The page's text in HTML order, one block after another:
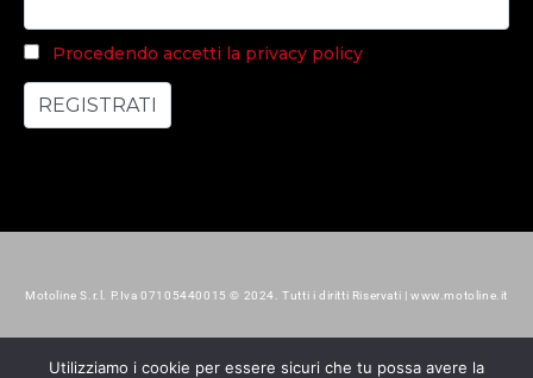
Procedendo accetti la privacy policy
Motoline S.r.l. P.Iva 07105440015 © 2024. Tutti i diritti Riservati | www.motoline.it
Utilizziamo i cookie per essere sicuri che tu possa avere la